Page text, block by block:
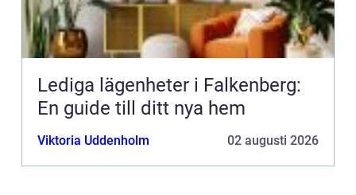
Lediga lägenheter i Falkenberg:
En guide till ditt nya hem
Viktoria Uddenholm 02 augusti 2026